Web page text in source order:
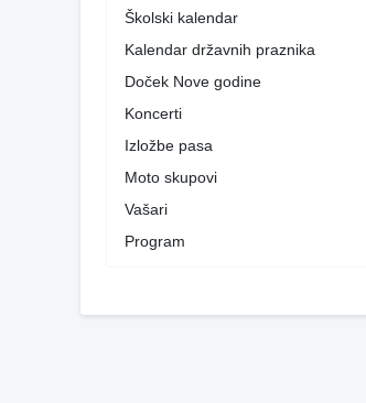
Školski kalendar
Kalendar državnih praznika
Doček Nove godine
Koncerti
Izložbe pasa
Moto skupovi
Vašari
Program